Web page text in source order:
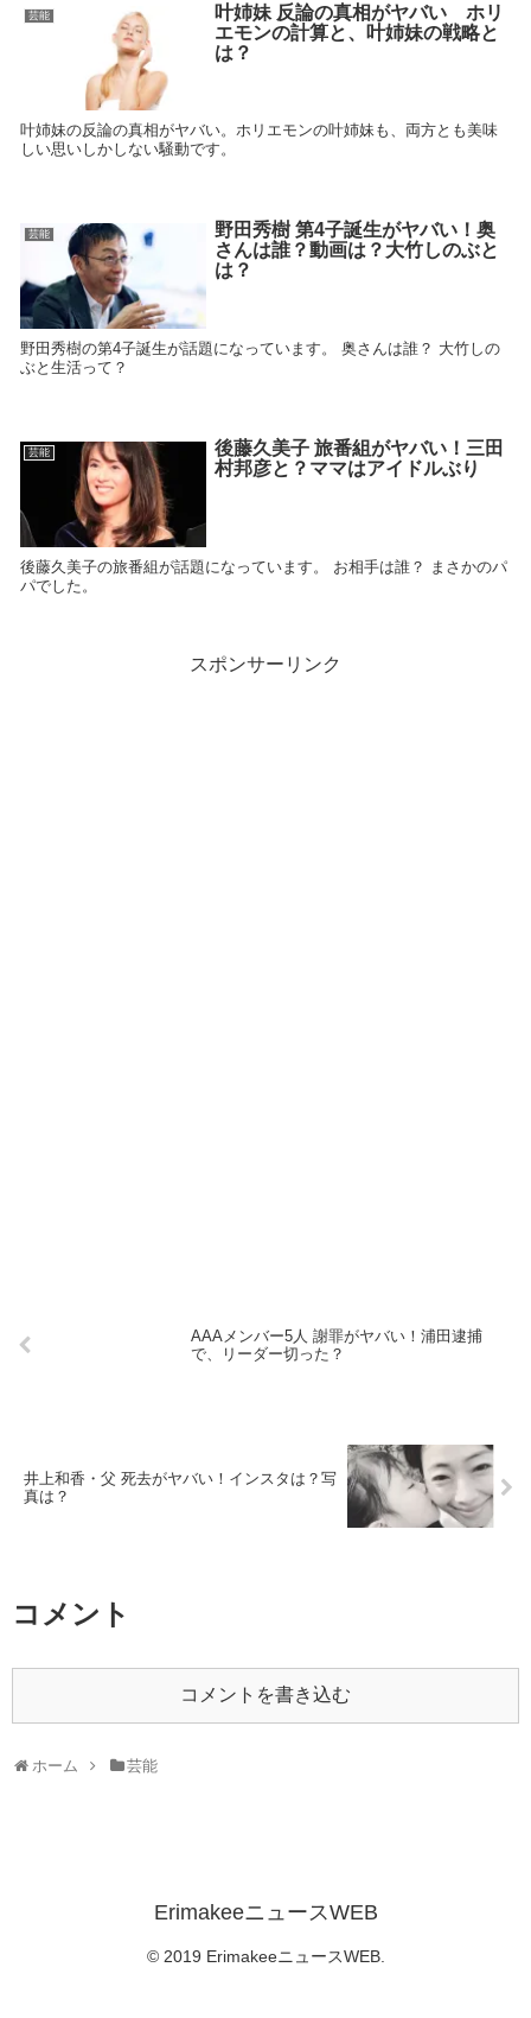
芸能
叶姉妹 反論の真相がヤバい ホリ
エモンの計算と、叶姉妹の戦略と
は？
叶姉妹の反論の真相がヤバい。ホリエモンの叶姉妹も、両方とも美味
しい思いしかしない騒動です。
芸能
野田秀樹 第4子誕生がヤバい！奥
さんは誰？動画は？大竹しのぶと
は？
野田秀樹の第4子誕生が話題になっています。 奥さんは誰？ 大竹しの
ぶと生活って？
芸能
後藤久美子 旅番組がヤバい！三田
村邦彦と？ママはアイドルぶり
後藤久美子の旅番組が話題になっています。 お相手は誰？ まさかのパ
パでした。
スポンサーリンク